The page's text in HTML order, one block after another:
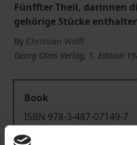
Fünffter Theil, darinnen
gehörige Stücke
By Christian Wolff
Georg Olms Verlag, 1. Edition
Book
ISBN 978-3-487-07149-7
Available